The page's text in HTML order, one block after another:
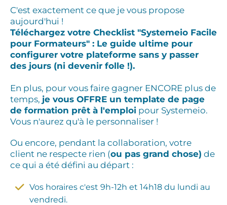
C'est exactement ce que je vous propose
aujourd'hui !
Téléchargez votre Checklist "Systemeio Facile
pour Formateurs" : Le guide ultime pour
configurer votre plateforme sans y passer
des jours (ni devenir folle !).
En plus, pour vous faire gagner ENCORE plus de
temps, je vous OFFRE un template de page
de formation prêt à l'emploi pour Systemeio.
Vous n'aurez qu'à le personnaliser !
Ou encore, pendant la collaboration, votre
client ne respecte rien (ou pas grand chose) de
ce qui a été défini au départ :
Vos horaires c'est 9h-12h et 14h18 du lundi au
vendredi.